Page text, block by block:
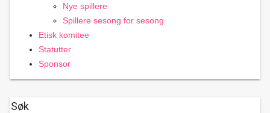
Nye spillere
Spillere sesong for sesong
Etisk komitee
Statutter
Sponsor
Søk